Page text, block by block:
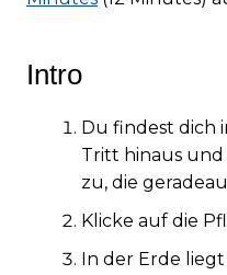
Intro
Du findest dich
Tritt hinaus
zu, die
Klicke auf die
In der Erde